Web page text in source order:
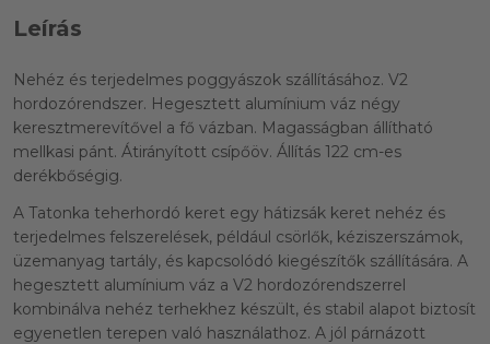
Leírás
Nehéz és terjedelmes poggyászok szállításához. V2
hordozórendszer. Hegesztett alumínium váz négy
keresztmerevítővel a fő vázban. Magasságban állítható
mellkasi pánt. Átirányított csípőöv. Állítás 122 cm-es
derékbőségig.
A Tatonka teherhordó keret egy hátizsák keret nehéz és
terjedelmes felszerelések, például csörlők, kéziszerszámok,
üzemanyag tartály, és kapcsolódó kiegészítők szállítására. A
hegesztett alumínium váz a V2 hordozórendszerrel
kombinálva nehéz terhekhez készült, és stabil alapot biztosít
egyenetlen terepen való használathoz. A jól párnázott